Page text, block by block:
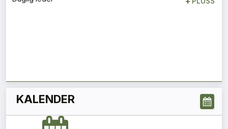
KALENDER